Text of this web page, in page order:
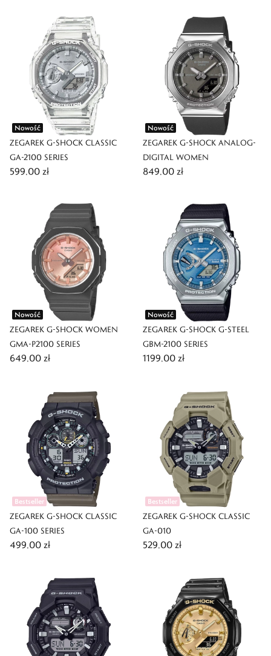
Nowość
ZEGAREK G-SHOCK CLASSIC
GA-2100 SERIES
599,00 zł
Nowość
ZEGAREK G-SHOCK ANALOG-
DIGITAL WOMEN
849,00 zł
Nowość
ZEGAREK G-SHOCK WOMEN
GMA-P2100 SERIES
649,00 zł
Nowość
ZEGAREK G-SHOCK G-STEEL
GBM-2100 SERIES
1199,00 zł
Bestseller
ZEGAREK G-SHOCK CLASSIC
GA-100 SERIES
499,00 zł
Bestseller
ZEGAREK G-SHOCK CLASSIC
GA-010
529,00 zł